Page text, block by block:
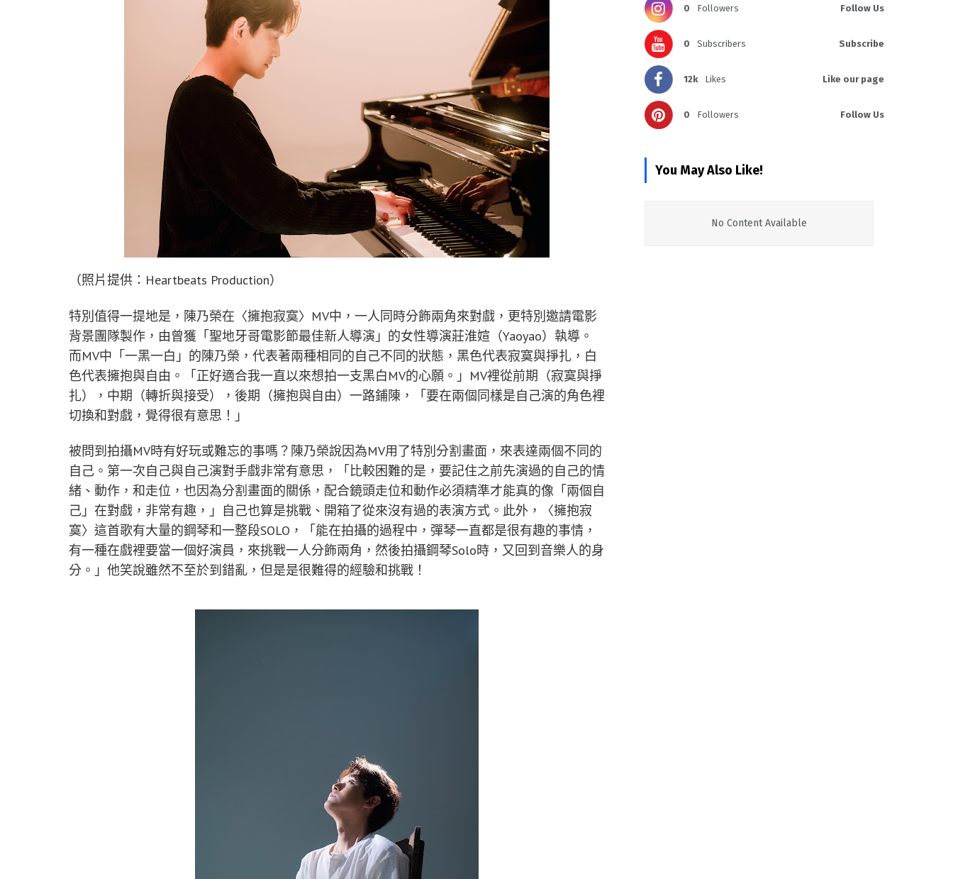
（照片提供：Heartbeats Production）
特別值得一提地是，陳乃榮在〈擁抱寂寞〉MV中，一人同時分飾兩角來對戲，更特別邀請電影
背景團隊製作，由曾獲「聖地牙哥電影節最佳新人導演」的女性導演莊淮媗（Yaoyao）執導。
而MV中「一黑一白」的陳乃榮，代表著兩種相同的自己不同的狀態，黑色代表寂寞與掙扎，白
色代表擁抱與自由。「正好適合我一直以來想拍一支黑白MV的心願。」MV裡從前期（寂寞與掙
扎），中期（轉折與接受），後期（擁抱與自由）一路鋪陳，「要在兩個同樣是自己演的角色裡
切換和對戲，覺得很有意思！」
被問到拍攝MV時有好玩或難忘的事嗎？陳乃榮說因為MV用了特別分割畫面，來表達兩個不同的
自己。第一次自己與自己演對手戲非常有意思，「比較困難的是，要記住之前先演過的自己的情
緒、動作，和走位，也因為分割畫面的關係，配合鏡頭走位和動作必須精準才能真的像「兩個自
己」在對戲，非常有趣，」自己也算是挑戰、開箱了從來沒有過的表演方式。此外，〈擁抱寂
寞〉這首歌有大量的鋼琴和一整段SOLO，「能在拍攝的過程中，彈琴一直都是很有趣的事情，
有一種在戲裡要當一個好演員，來挑戰一人分飾兩角，然後拍攝鋼琴Solo時，又回到音樂人的身
分。」他笑說雖然不至於到錯亂，但是是很難得的經驗和挑戰！
0 Followers Follow Us
0 Subscribers Subscribe
12k Likes Like our page
0 Followers Follow Us
You May Also Like!
No Content Available